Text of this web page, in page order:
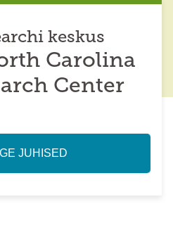
keskus
Carolina
Center
JUHISED